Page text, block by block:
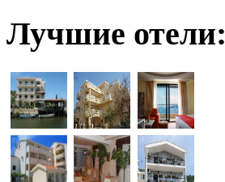
Лучшие отели: